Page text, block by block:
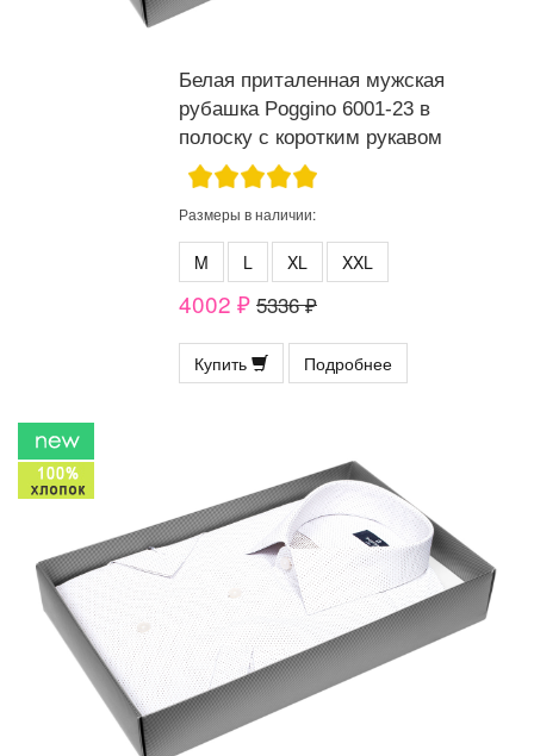
Белая приталенная мужская
рубашка Poggino 6001-23 в
полоску с коротким рукавом
Размеры в наличии:
M L XL XXL
4002 ₽ 5336 ₽
Купить Подробнее